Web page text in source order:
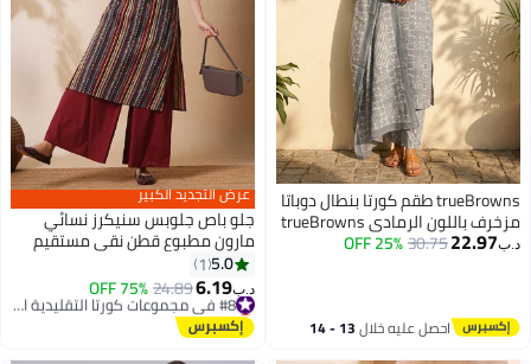
trueBrowns طقم كورتا بنطال دوباتا
مزخرف باللون الرمادي trueBrowns
د.ب‏22.97
30.75
25% OFF
احصل عليه خلال 13 - 14
اغسطس
عرض التجديد الكبير
جلو باص جلوبس سنيكرز نسائي
مارون مطبوع قطن نقي مستقيم
كورتا مع بالازو
5.0
1
د.ب‏6.19
24.89
75% OFFأقل سعر في 30 يوم